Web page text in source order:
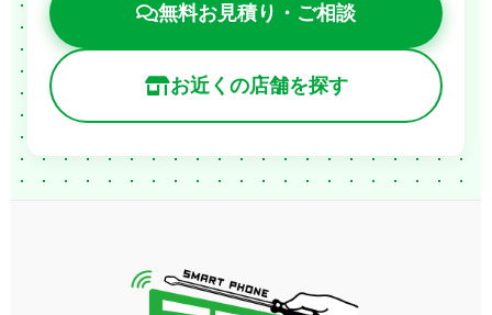
無料お見積り・ご相談
お近くの店舗を探す